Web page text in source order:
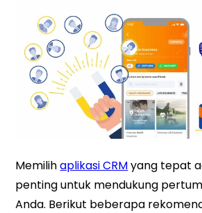
Memilihaplikasi CRMyang tepat
penting untuk mendukung
Anda. Berikut beberapa